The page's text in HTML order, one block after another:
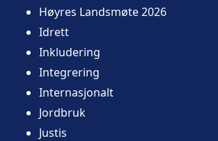
Høyres Landsmøte 2026
Idrett
Inkludering
Integrering
Internasjonalt
Jordbruk
Justis